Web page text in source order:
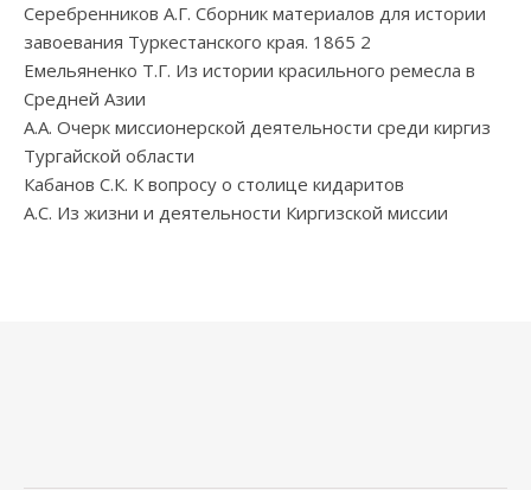
Серебренников А.Г. Сборник материалов для истории
завоевания Туркестанского края. 1865 2
Емельяненко Т.Г. Из истории красильного ремесла в
Средней Азии
А.А. Очерк миссионерской деятельности среди киргиз
Тургайской области
Кабанов С.К. К вопросу о столице кидаритов
А.С. Из жизни и деятельности Киргизской миссии